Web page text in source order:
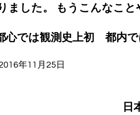
ました。 もうこんなこと
心では観測史上初　都内
年11月25日
日